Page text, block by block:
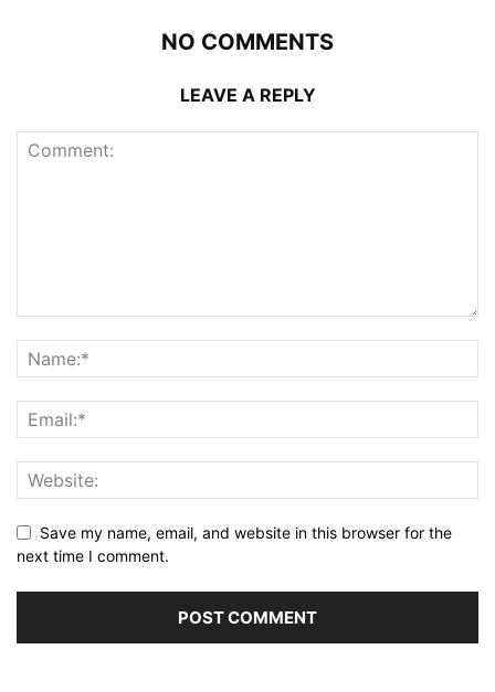
NO COMMENTS
LEAVE A REPLY
Save my name, email, and website in this browser for the
next time I comment.